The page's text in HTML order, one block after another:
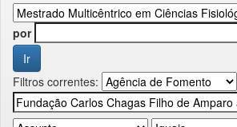
por
Filtros correntes: